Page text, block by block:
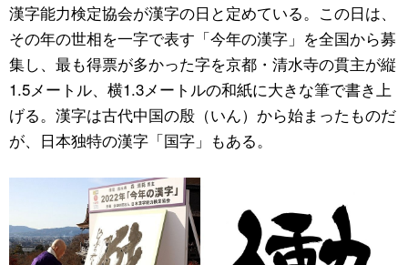
漢字能力検定協会が漢字の日と定めている。この日は、
その年の世相を一字で表す「今年の漢字」を全国から募
集し、最も得票が多かった字を京都・清水寺の貫主が縦
1.5メートル、横1.3メートルの和紙に大きな筆で書き上
げる。漢字は古代中国の殷（いん）から始まったものだ
が、日本独特の漢字「国字」もある。